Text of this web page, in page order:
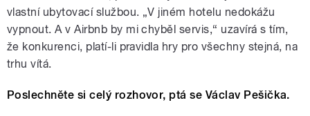
vlastní ubytovací službou. „V jiném hotelu nedokážu
vypnout. A v Airbnb by mi chyběl servis,“ uzavírá s tím,
že konkurenci, platí-li pravidla hry pro všechny stejná, na
trhu vítá.
Poslechněte si celý rozhovor, ptá se Václav Pešička.